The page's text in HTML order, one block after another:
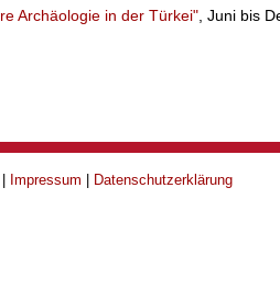
Archäologie in der Türkei" , Juni bis
Impressum | Datenschutzerklärung